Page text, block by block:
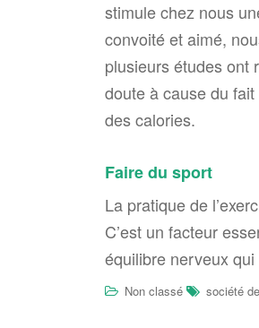
stimule chez nous
convoité et aimé,
plusieurs études ont
doute à cause du
des calories.
Faire du sport
La pratique de
C’est un facteur
équilibre nerveux
Non classé société